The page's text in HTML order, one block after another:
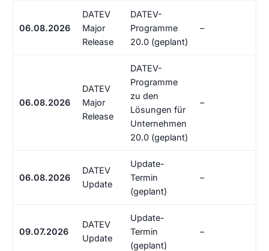
06.08.2026
DATEV
Major
Release
DATEV-
Programme
20.0 (geplant)
–
06.08.2026
DATEV
Major
Release
DATEV-
Programme
zu den
Lösungen für
Unternehmen
20.0 (geplant)
–
06.08.2026
DATEV
Update
Update-
Termin
(geplant)
–
09.07.2026
DATEV
Update
Update-
Termin
(geplant)
–